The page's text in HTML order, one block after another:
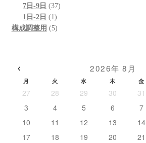
の
商
品
個
の
商
7日-9日 3737
1日-2日 11
個
構成調整用 55
‹ 2026年 8月
月 火 水 木 金
27 28 29 30 31
3
4 5 6 7
10
11 12 13 14
17
18 19 20 21